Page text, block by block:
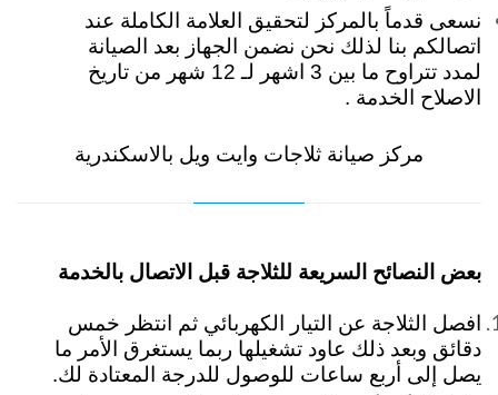
نسعى قدماً بالمركز لتحقيق العلامة الكاملة عند
اتصالكم بنا لذلك نحن نضمن الجهاز بعد الصيانة
لمدد تتراوح ما بين 3 اشهر لـ 12 شهر من تاريخ
الاصلاح الخدمة .
مركز صيانة ثلاجات وايت ويل بالاسكندرية
بعض النصائح السريعة للثلاجة قبل الاتصال بالخدمة
افصل الثلاجة عن التيار الكهربائي ثم انتظر خمس
دقائق وبعد ذلك عاود تشغيلها ربما يستغرق الأمر ما
يصل إلى أربع ساعات للوصول للدرجة المعتادة لك.